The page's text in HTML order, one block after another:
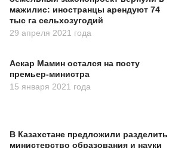
мажилис: иностранцы арендуют 74
тыс га сельхозугодий
29 апреля 2021 года
Аскар Мамин остался на посту
премьер-министра
15 января 2021 года
В Казахстане предложили разделить
министерство образования и науки